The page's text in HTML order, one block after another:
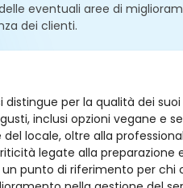
eventuali aree di
dei clienti.
distingue per la qualità dei
inclusi opzioni vegane e
locale, oltre alla
legate alla preparazione
punto di riferimento per chi